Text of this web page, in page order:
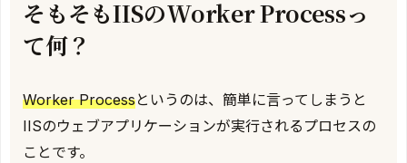
そもそもIISのWorker Processっ
て何？
Worker Processというのは、簡単に言ってしまうと
IISのウェブアプリケーションが実行されるプロセスの
ことです。